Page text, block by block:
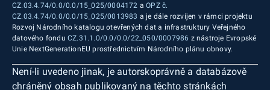
CZ.03.4.74/0.0/0.0/15_025/0004172 aOPZ č.
CZ.03.4.74/0.0/0.0/15_025/0013983 a je dále rozvíjen v rámci projektu
Rozvoj Národního katalogu otevřených dat a infrastruktury Veřejného
datového fondu CZ.31.1.0/0.0/0.0/22_050/0007986 z nástroje Evropské
Unie NextGenerationEU prostřednictvím Národního plánu obnovy.
Není-li uvedeno jinak, je autorskoprávně a databázově
chráněný obsah publikovaný na těchto stránkách